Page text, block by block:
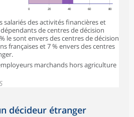
0 20 40 60 80
salariés des activités financières et
de centres de décision
le sont envers des centres de décision
françaises et 7 % envers des centres
marchands hors agriculture
décideur étranger